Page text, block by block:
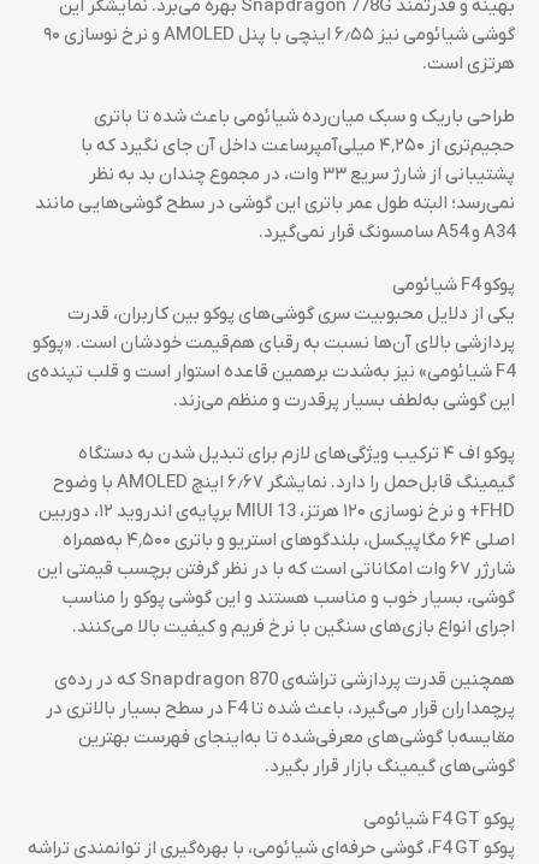
بهینه و قدرتمند Snapdragon 778G بهره می‌برد. نمایشگر این
گوشی شیائومی نیز ۶٫۵۵ اینچی با پنل AMOLED و نرخ نوسازی ۹۰
هرتزی است.
طراحی باریک و سبک میان‌رده شیائومی باعث شده تا باتری
حجیم‌تری از ۴٬۲۵۰ میلی‌آمپرساعت داخل آن جای نگیرد که با
پشتیبانی از شارژ سریع ۳۳ وات، در مجموع چندان بد به نظر
نمی‌رسد؛ البته طول عمر باتری این گوشی در سطح گوشی‌هایی مانند
A34 و A54‌ سامسونگ قرار نمی‌گیرد.
پوکو F4 شیائومی
یکی از دلایل محبوبیت سری گوشی‌های پوکو بین کاربران، قدرت
پردازشی بالای آن‌ها نسبت به رقبای هم‌قیمت خودشان است. «پوکو
F4 شیائومی» نیز به‌شدت برهمین قاعده استوار است و قلب تپنده‌ی
این گوشی به‌لطف بسیار پرقدرت و منظم می‌زند.
پوکو اف ۴ ترکیب ویژگی‌های لازم برای تبدیل شدن به دستگاه
گیمینگ قابل‌حمل را دارد. نمایشگر ۶٫۶۷ اینچ AMOLED با وضوح
FHD+ و نرخ نوسازی ۱۲۰ هرتز، MIUI 13 برپایه‌ی اندروید ۱۲، دوربین
اصلی ۶۴ مگاپیکسل، بلندگوهای استریو و باتری ۴٬۵۰۰ به‌همراه
شارژر ۶۷ وات امکاناتی است که با در نظر گرفتن برچسب قیمتی این
گوشی، بسیار خوب و مناسب هستند و این گوشی پوکو را مناسب
اجرای انواع بازی‌های سنگین با نرخ فریم و کیفیت بالا می‌کنند.
همچنین قدرت پردازشی تراشه‌ی Snapdragon 870 که در رده‌ی
پرچمداران قرار می‌گیرد، باعث شده تا F4 در سطح بسیار بالاتری در
مقایسه‌با گوشی‌های معرفی‌شده تا به‌اینجای فهرست بهترین
گوشی‌های گیمینگ بازار قرار بگیرد.
پوکو F4 GT شیائومی
پوکو F4 GT، گوشی حرفه‌ای شیائومی، با بهره‌گیری از توانمندی تراشه